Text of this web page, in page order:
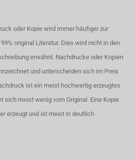
oder Kopie wird immer häufiger zur
original Literatur. Dies wird nicht in den
erwähnt. Nachdrucke oder Kopien
und unterscheiden sich im Preis
ist ein meist hochwertig erzeugtes
sich meist wenig vom Original. Eine Kopie
erzeugt und ist meist in deutlich